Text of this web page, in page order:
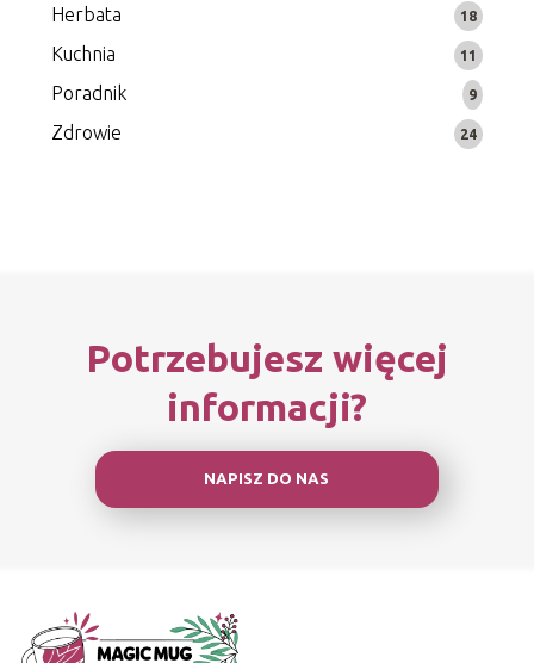
Herbata 18
Kuchnia 11
Poradnik 9
Zdrowie 24
Potrzebujesz więcej
informacji?
NAPISZ DO NAS